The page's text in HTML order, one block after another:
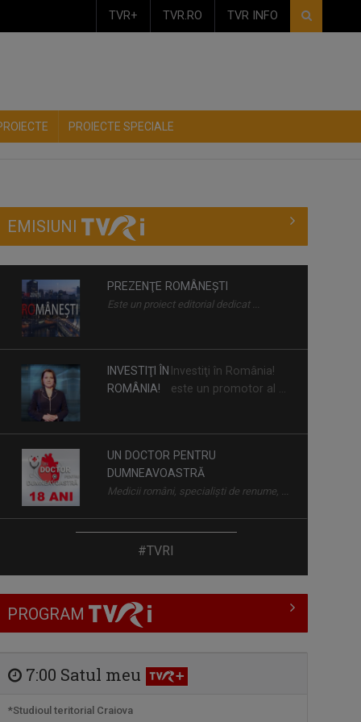
TVR+ TVR.RO TVR INFO
PROIECTE SPECIALE
EMISIUNI Este un proiect editorial dedicat ...
INVESTIŢI ÎN
ROMÂNIA!
Investiţi în România!
este un promotor al ...
UN DOCTOR PENTRU
DUMNEAVOASTRĂ
FILMUL
ROMÂNESC
LA TVRI
Săptămână de
săptămână, TVR
Internaţional ...
TVR ...
DISCOVER ROMANIA
TERASA URBANĂ
#TVRI
PROGRAM
7:00 Satul meu
*Studioul teritorial Craiova